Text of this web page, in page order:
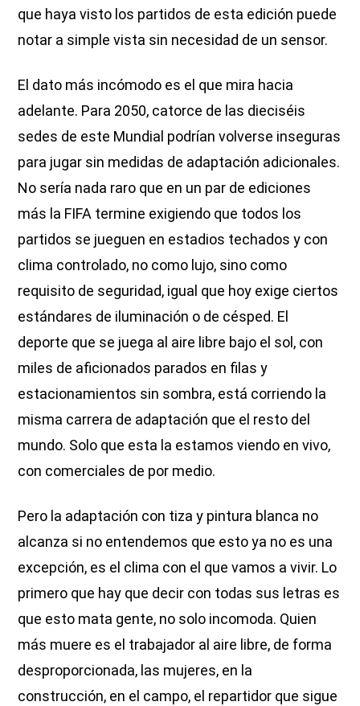
que haya visto los partidos de esta edición puede
notar a simple vista sin necesidad de un sensor.
El dato más incómodo es el que mira hacia
adelante. Para 2050, catorce de las dieciséis
sedes de este Mundial podrían volverse inseguras
para jugar sin medidas de adaptación adicionales.
No sería nada raro que en un par de ediciones
más la FIFA termine exigiendo que todos los
partidos se jueguen en estadios techados y con
clima controlado, no como lujo, sino como
requisito de seguridad, igual que hoy exige ciertos
estándares de iluminación o de césped. El
deporte que se juega al aire libre bajo el sol, con
miles de aficionados parados en filas y
estacionamientos sin sombra, está corriendo la
misma carrera de adaptación que el resto del
mundo. Solo que esta la estamos viendo en vivo,
con comerciales de por medio.
Pero la adaptación con tiza y pintura blanca no
alcanza si no entendemos que esto ya no es una
excepción, es el clima con el que vamos a vivir. Lo
primero que hay que decir con todas sus letras es
que esto mata gente, no solo incomoda. Quien
más muere es el trabajador al aire libre, de forma
desproporcionada, las mujeres, en la
construcción, en el campo, el repartidor que sigue